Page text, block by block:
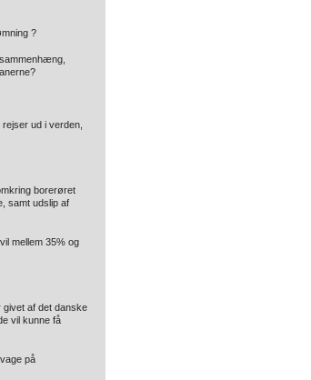
?
ud i verden,
borerøret
samt udslip af
mellem 35% og
givet af det danske
vil kunne få
på